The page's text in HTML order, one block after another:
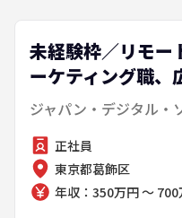
未経験枠／リモー
ーケティング職、
ジャパン・デジタル・
正社員
東京都葛飾区
年収：350万円 ～ 700